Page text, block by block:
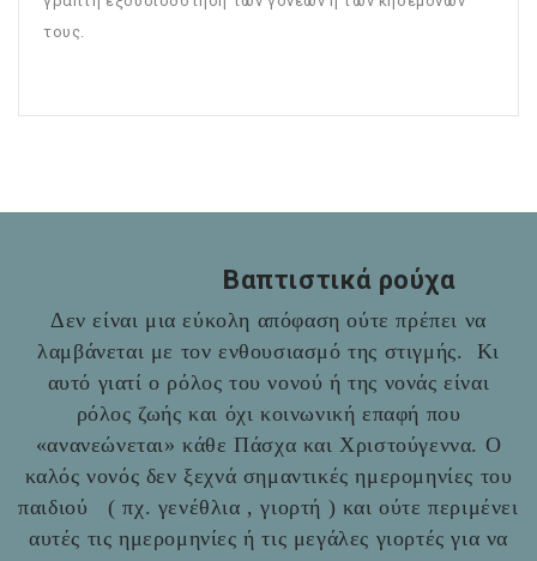
τους.
Βαπτιστικά ρούχα
Δεν είναι μια εύκολη απόφαση ούτε πρέπει να
λαμβάνεται με τον ενθουσιασμό της στιγμής. Κι
αυτό γιατί ο ρόλος του νονού ή της νονάς είναι
ρόλος ζωής και όχι κοινωνική επαφή που
«ανανεώνεται» κάθε Πάσχα και Χριστούγεννα. Ο
καλός νονός δεν ξεχνά σημαντικές ημερομηνίες του
παιδιού ( πχ. γενέθλια , γιορτή ) και ούτε περιμένει
αυτές τις ημερομηνίες ή τις μεγάλες γιορτές για να